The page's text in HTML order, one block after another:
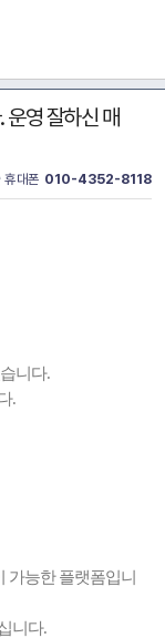
운영 잘하신 매
휴대폰 010-4352-8118
니다.
.
가능한 플랫폼입니
니다.